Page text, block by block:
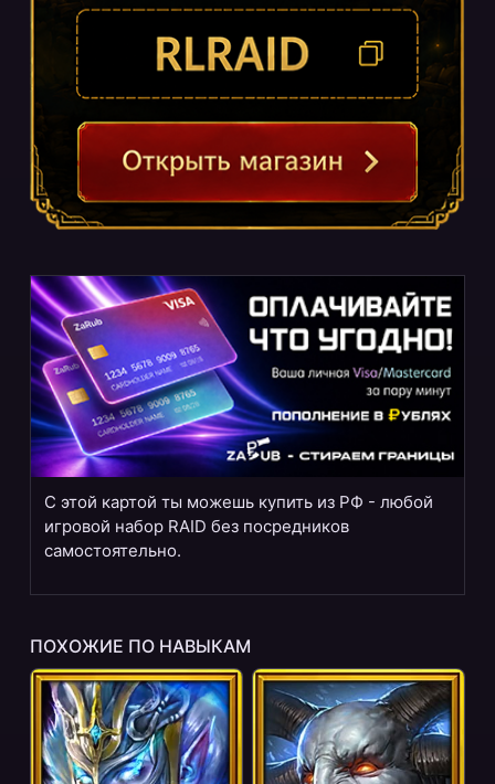
С этой картой ты можешь купить из РФ - любой
игровой набор RAID без посредников
самостоятельно.
ПОХОЖИЕ ПО НАВЫКАМ